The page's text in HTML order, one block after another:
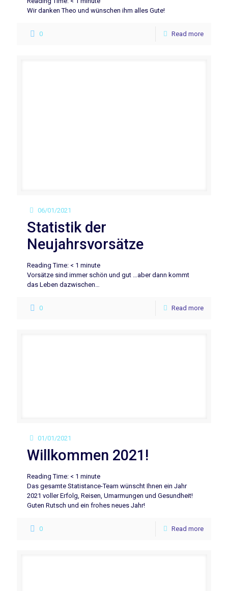
Wir danken Theo und wünschen ihm alles Gute!
0 Read more
06/01/2021
Statistik der
Neujahrsvorsätze
Reading Time: < 1 minute
Vorsätze sind immer schön und gut …aber dann kommt
das Leben dazwischen…
0 Read more
01/01/2021
Willkommen 2021!
Reading Time: < 1 minute
Das gesamte Statistance-Team wünscht Ihnen ein Jahr
2021 voller Erfolg, Reisen, Umarmungen und Gesundheit!
Guten Rutsch und ein frohes neues Jahr!
0 Read more